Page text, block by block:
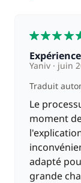
En option
Cuisinier
Paddle
Rachat de
Yaniv
juin
Traduit
Le
moment
adapté
grande